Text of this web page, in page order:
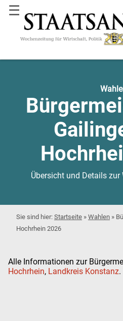
☰
Übersicht und Details
Startseite » Wahlen »
Hochrhein 2026
Alle Informationen zur
Hochrhein, Landkreis Konstanz.